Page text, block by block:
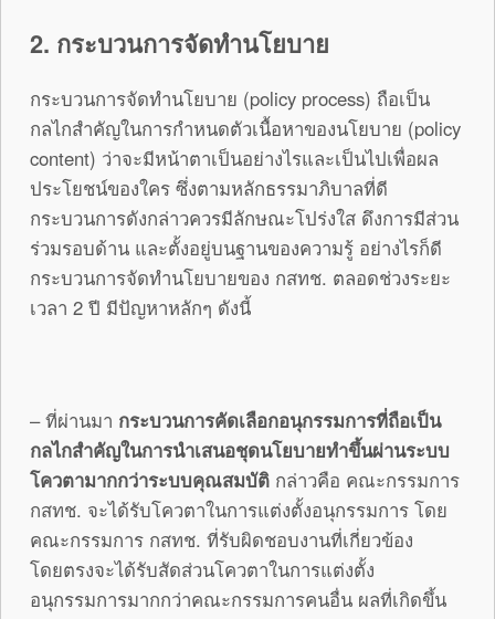
2. กระบวนการจัดทำนโยบาย
กระบวนการจัดทำนโยบาย (policy process) ถือเป็น
กลไกสำคัญในการกำหนดตัวเนื้อหาของนโยบาย (policy
content) ว่าจะมีหน้าตาเป็นอย่างไรและเป็นไปเพื่อผล
ประโยชน์ของใคร ซึ่งตามหลักธรรมาภิบาลที่ดี
กระบวนการดังกล่าวควรมีลักษณะโปร่งใส ดึงการมีส่วน
ร่วมรอบด้าน และตั้งอยู่บนฐานของความรู้ อย่างไรก็ดี
กระบวนการจัดทำนโยบายของ กสทช. ตลอดช่วงระยะ
เวลา 2 ปี มีปัญหาหลักๆ ดังนี้
– ที่ผ่านมา กระบวนการคัดเลือกอนุกรรมการที่ถือเป็น
กลไกสำคัญในการนำเสนอชุดนโยบายทำขึ้นผ่านระบบ
โควตามากกว่าระบบคุณสมบัติ กล่าวคือ คณะกรรมการ
กสทช. จะได้รับโควตาในการแต่งตั้งอนุกรรมการ โดย
คณะกรรมการ กสทช. ที่รับผิดชอบงานที่เกี่ยวข้อง
โดยตรงจะได้รับสัดส่วนโควตาในการแต่งตั้ง
อนุกรรมการมากกว่าคณะกรรมการคนอื่น ผลที่เกิดขึ้น